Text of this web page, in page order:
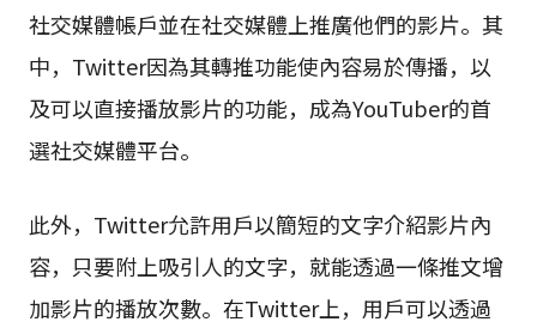
社交媒體帳戶並在社交媒體上推廣他們的影片。其
中，Twitter因為其轉推功能使內容易於傳播，以
及可以直接播放影片的功能，成為YouTuber的首
選社交媒體平台。
此外，Twitter允許用戶以簡短的文字介紹影片內
容，只要附上吸引人的文字，就能透過一條推文增
加影片的播放次數。在Twitter上，用戶可以透過